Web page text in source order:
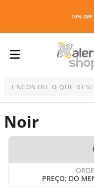
10% OFF
Noir
PREÇO: DO
1º
kit
2º esmalte
capa colchao
capa colchão